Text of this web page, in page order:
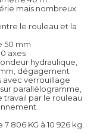
mais nombreux
le rouleau et la
50 mm
axes
hydraulique,
dégagement
avec verrouillage
parallélogramme,
par le rouleau
806 KG à 10 926 kg.